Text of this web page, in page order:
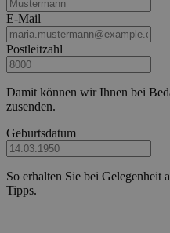
E-Mail
Postleitzahl
Damit können wir Ihnen bei
zusenden.
Geburtsdatum
So erhalten Sie bei Gelegenheit
Tipps.